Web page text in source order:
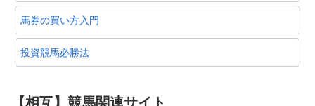
馬券の買い方入門
投資競馬必勝法
【相互】競馬関連サイト